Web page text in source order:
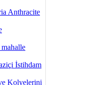
Anthracite
İstihdam
Kolyelerini